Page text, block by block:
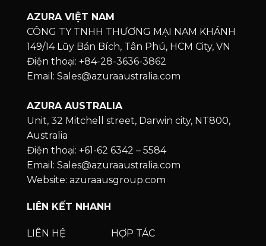
AZURA VIỆT NAM
CÔNG TY TNHH THƯƠNG MẠI NAM KHÁNH
149/14 Lũy Bán Bích, Tân Phú, HCM City, VN
Điện thoại: +84-28-3636-3862
Email: Sales@azuraaustralia.com
AZURA AUSTRALIA
Unit, 32 Mitchell street, Darwin city, NT800,
Australia
Điện thoại: +61-62 6342 – 5584
Email: Sales@azuraaustralia.com
Website: azuraausgroup.com
LIÊN KẾT NHANH
LIÊN HỆ HỢP TÁC